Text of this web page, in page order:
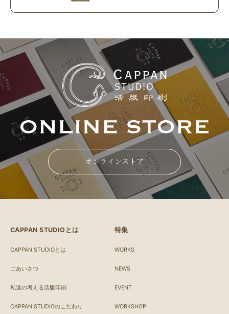
オンラインストア
CAPPAN STUDIOとは
CAPPAN STUDIOとは
ごあいさつ
私達の考える活版印刷
CAPPAN STUDIOのこだわり
特集
WORKS
NEWS
EVENT
WORKSHOP